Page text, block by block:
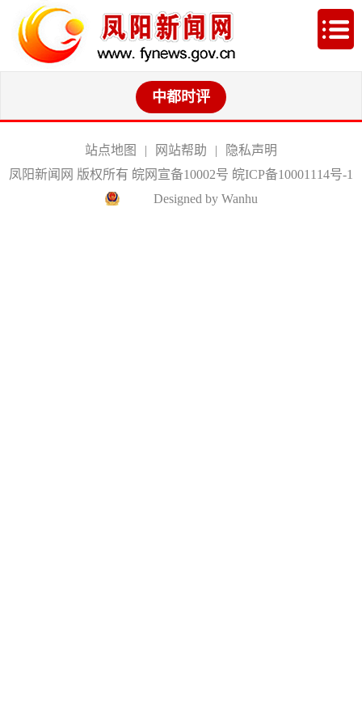
中都时评
站点地图 | 网站帮助 |
隐私声明
凤阳新闻网 版权所有 皖网宣备10002号 皖ICP备10001114号-1
Designed by Wanhu